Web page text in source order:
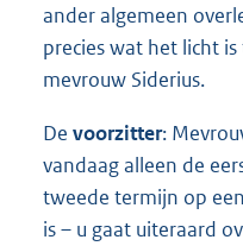
ander algemeen
precies wat het licht
mevrouw Siderius.
De voorzitter:
vandaag alleen de
tweede termijn op
is – u gaat uiteraard